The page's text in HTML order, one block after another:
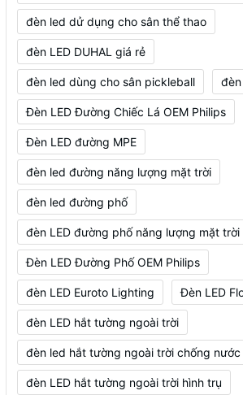
đèn led dử dụng cho sân thể thao
đèn LED DUHAL giá rẻ
đèn led dùng cho sân pickleball
Đèn LED Đường Chiếc Lá OEM Philips
Đèn LED đường MPE
đèn led đường năng lượng mặt trời
đèn led đường phố
đèn LED đường phố năng lượng mặt trời
Đèn LED Đường Phố OEM Philips
đèn LED Euroto Lighting Đèn LED
đèn LED hắt tường ngoài trời
đèn led hắt tường ngoài trời chống nước
đèn LED hắt tường ngoài trời hình trụ